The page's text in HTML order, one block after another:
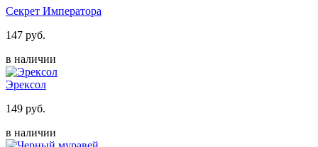
Секрет Императора
147 руб.
в наличии
Эрексол
149 руб.
в наличии